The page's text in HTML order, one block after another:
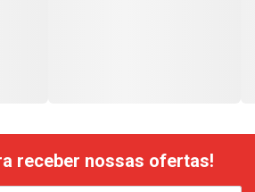
receber nossas ofertas!